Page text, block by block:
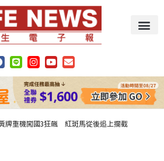
牌重機闖國3狂飆 紅斑馬從後追上攔截